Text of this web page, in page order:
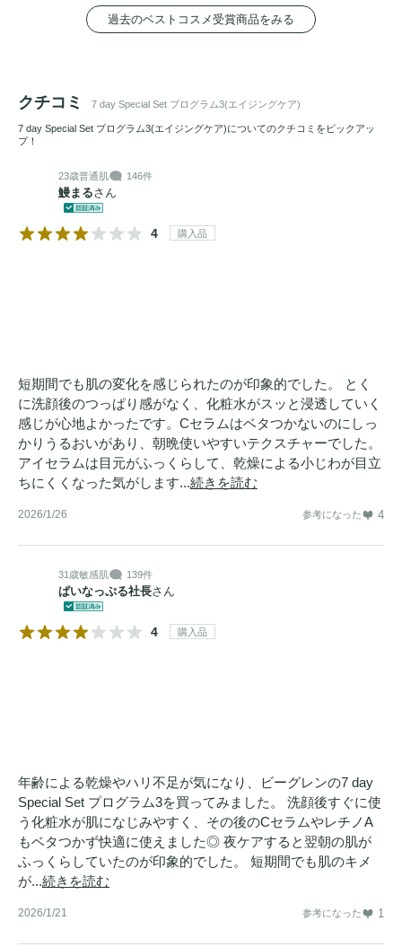
過去のベストコスメ受賞商品をみる
クチコミ 7 day Special Set プログラム3(エイジングケア)
7 day Special Set プログラム3(エイジングケア)についてのクチコミをピックアッ
プ！
23歳普通肌 146件
鰻まるさん
4 購入品
短期間でも肌の変化を感じられたのが印象的でした。 とく
に洗顔後のつっぱり感がなく、化粧水がスッと浸透していく
感じが心地よかったです。Cセラムはベタつかないのにしっ
かりうるおいがあり、朝晩使いやすいテクスチャーでした。
アイセラムは目元がふっくらして、乾燥による小じわが目立
ちにくくなった気がします...続きを読む
2026/1/26 参考になった 4
31歳敏感肌 139件
ぱいなっぷる社長さん
4 購入品
年齢による乾燥やハリ不足が気になり、ビーグレンの7 day
Special Set プログラム3を買ってみました。 洗顔後すぐに使
う化粧水が肌になじみやすく、その後のCセラムやレチノA
もベタつかず快適に使えました◎ 夜ケアすると翌朝の肌が
ふっくらしていたのが印象的でした。 短期間でも肌のキメ
が...続きを読む
2026/1/21 参考になった 1